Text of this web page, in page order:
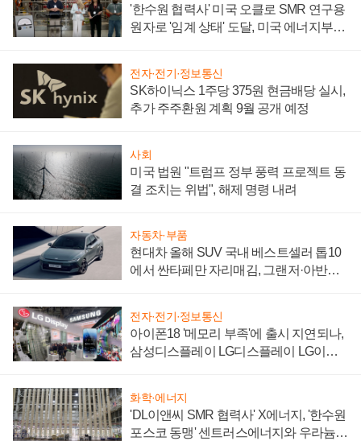
'한수원 협력사' 미국 오클로 SMR 연구용
원자로 '임계 상태' 도달, 미국 에너지부
전자·전기·정보통신
SK하이닉스 1주당 375원 현금배당 실시,
추가 주주환원 계획 9월 공개 예정
사회
미국 법원 "트럼프 정부 풍력 프로젝트 동
결 조치는 위법", 해제 명령 내려
자동차·부품
현대차 올해 SUV 국내 베스트셀러 톱10
에서 싼타페만 자리매김, 그랜저·아반떼
전자·전기·정보통신
아이폰18 '메모리 부족'에 출시 지연되나,
삼성디스플레이 LG디스플레이 LG이노
화학·에너지
'DL이앤씨 SMR 협력사' X에너지, '한수원
포스코 동맹' 센트러스에너지와 우라늄